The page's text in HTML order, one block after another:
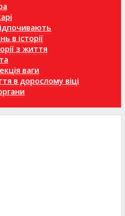
в історії
з життя
ваги
в дорослому віці